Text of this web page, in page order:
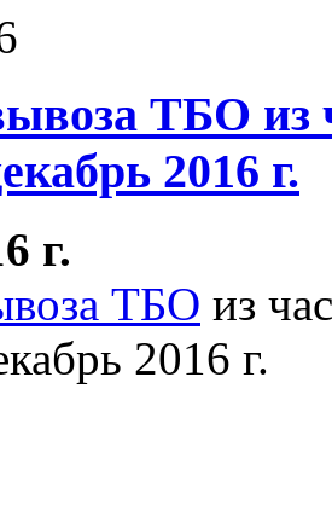
ТБО из
2016 г.
г.
ТБО из
2016 г.